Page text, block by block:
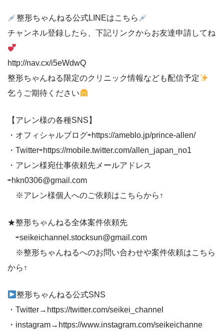
整形ちゃんねる公式LINEはこちら
チャンネル登録したら、下記リンクからお友達申請してね
http://nav.cx/i5eWdwQ
整形ちゃんねる限定のクリニック情報なども配信予定
乞うご期待ください
【アレン様の各種SNS】
・オフィシャルブログ⇨https://ameblo.jp/prince-allen/
・Twitter⇨https://mobile.twitter.com/allen_japan_no1
・アレン様宛仕事依頼先メールアドレス
⇨hkn0306@gmail.com
※アレン様個人へのご依頼はこちらから↑
★整形ちゃんねる全体案件依頼先
⇨seikeichannel.stocksun@gmail.com
※整形ちゃんねるへのお問い合わせや案件依頼はこちら
から↑
整形ちゃんねる公式SNS
・Twitter→https://twitter.com/seikei_channel
・instagram→https://www.instagram.com/seikeichanne